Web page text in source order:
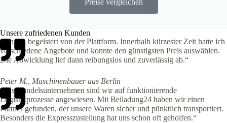
Preise vergleichen
Unsere zufriedenen Kunden
„Ich bin begeistert von der Plattform. Innerhalb kürzester Zeit hatte ich
verschiedene Angebote und konnte den günstigsten Preis auswählen.
Die Abwicklung lief dann reibungslos und zuverlässig ab.“
Peter M., Maschinenbauer aus Berlin
„Als Handelsunternehmen sind wir auf funktionierende
Logistikprozesse angewiesen. Mit Beiladung24 haben wir einen
Partner gefunden, der unsere Waren sicher und pünktlich transportiert.
Besonders die Expresszustellung hat uns schon oft geholfen.“